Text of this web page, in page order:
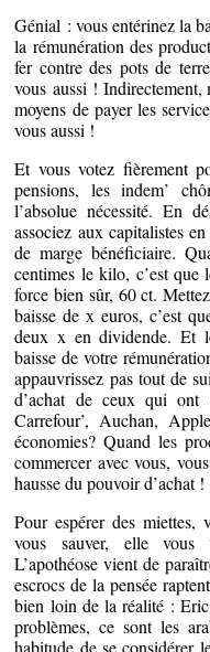
Génial : vous entérinez la
la rémunération des
fer contre des pots de
vous aussi ! Indirectement,
moyens de payer les
vous aussi !
Et vous votez fièrement
pensions, les indem’
l’absolue nécessité. En
associez aux capitalistes
de marge bénéficiaire.
centimes le kilo, c’est que
force bien sûr, 60 ct.
baisse de x euros, c’est
deux x en dividende. Et
baisse de votre
appauvrissez pas tout de
d’achat de ceux qui ont
Carrefour’, Auchan,
économies? Quand les
commercer avec vous,
hausse du pouvoir d’achat !
Pour espérer des
vous sauver, elle
L’apothéose vient de
escrocs de la pensée
bien loin de la réalité :
problèmes, ce sont les